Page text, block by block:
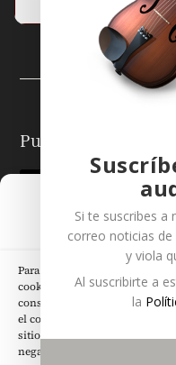
de las
Para ofrecer las mejores
cookies para almacenar y/o
consentimiento de estas
el comportamiento de
sitio. No consentir o retirar el
negativamente a ciertas
Puedes seguirme
Páginas Legales
Si te suscribes a
correo noticias
yviola
Al suscribirte a
la